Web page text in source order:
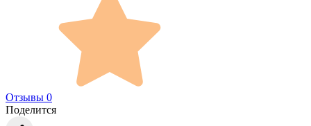
Отзывы 0
Поделится